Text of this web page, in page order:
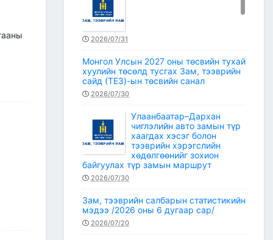
2026/07/31
Монгол Улсын 2027 оны төсвийн тухай
хуулийн төсөлд тусгах Зам, тээврийн
сайд (ТЕЗ)-ын төсвийн санал
2026/07/30
Улаанбаатар–Дархан
чиглэлийн авто замын түр
хаагдах хэсэг болон
тээврийн хэрэгслийн
хөдөлгөөнийг зохион
байгуулах түр замын маршрут
2026/07/30
Зам, тээврийн салбарын статистикийн
мэдээ /2026 оны 6 дугаар сар/
2026/07/20